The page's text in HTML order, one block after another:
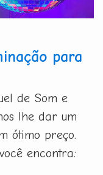
para
de Som e
lhe dar um
ótimo preço.
encontra: